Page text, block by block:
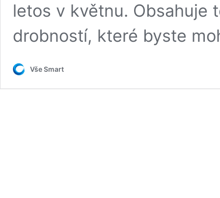
letos v květnu. Obsahuje
drobností, které byste
Vše Smart